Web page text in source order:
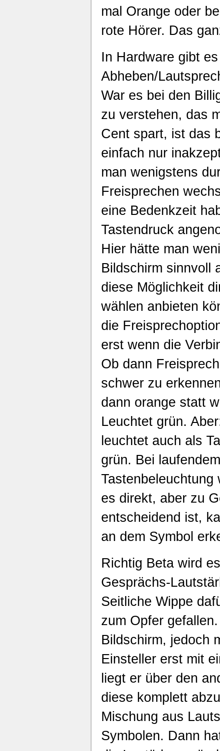
mal Orange oder
rote Hörer. Das
In Hardware gibt
Abheben/
War es bei den
zu verstehen, das
Cent spart, ist das
einfach nur
man wenigstens
Freisprechen
eine Bedenkzeit
Tastendruck
Hier hätte man
Bildschirm sinnvoll
diese Möglichkeit
wählen anbieten
die
erst wenn die
Ob dann
schwer zu
dann orange statt
Leuchtet grün.
leuchtet auch als
grün. Bei
es direkt, aber zu
entscheidend ist,
an dem Symbol
Richtig Beta wird
Gesprächs-
Seitliche Wippe
zum Opfer
Bildschirm, jedoch
Einsteller erst mit
liegt er über den
diese komplett
Mischung aus
Symbolen. Dann